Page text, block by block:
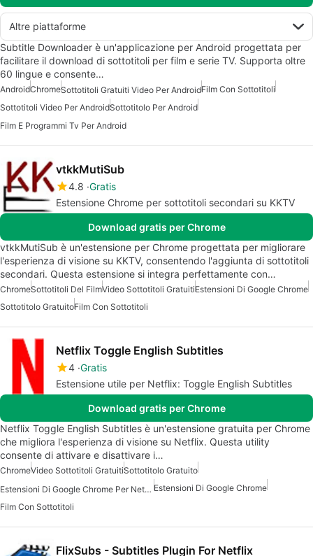
Altre piattaforme
Subtitle Downloader è un'applicazione per Android progettata per
facilitare il download di sottotitoli per film e serie TV. Supporta oltre
60 lingue e consente…
AndroidChromeSottotitoli Gratuiti Video Per AndroidFilm Con Sottotitoli
Sottotitoli Video Per AndroidSottotitolo Per Android
Film E Programmi Tv Per Android
vtkkMutiSub
4.8 Gratis
Estensione Chrome per sottotitoli secondari su KKTV
Download gratis per Chrome
vtkkMutiSub è un'estensione per Chrome progettata per migliorare
l'esperienza di visione su KKTV, consentendo l'aggiunta di sottotitoli
secondari. Questa estensione si integra perfettamente con…
ChromeSottotitoli Del FilmVideo Sottotitoli GratuitiEstensioni Di Google Chrome
Sottotitolo GratuitoFilm Con Sottotitoli
Netflix Toggle English Subtitles
4 Gratis
Estensione utile per Netflix: Toggle English Subtitles
Download gratis per Chrome
Netflix Toggle English Subtitles è un'estensione gratuita per Chrome
che migliora l'esperienza di visione su Netflix. Questa utility
consente di attivare e disattivare i…
ChromeVideo Sottotitoli GratuitiSottotitolo Gratuito
Estensioni Di Google Chrome Per Netflix Estensioni Di Google Chrome
Film Con Sottotitoli
FlixSubs - Subtitles Plugin For Netflix